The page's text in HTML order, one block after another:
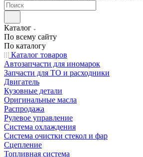
Каталог
По всему сайту
По каталогу
Каталог товаров
Автозапчасти для иномарок
Запчасти для ТО и расходники
Двигатель
Кузовные детали
Оригинальные масла
Распродажа
Рулевое управление
Система охлаждения
Система очистки стекол и фар
Сцепление
Топливная система